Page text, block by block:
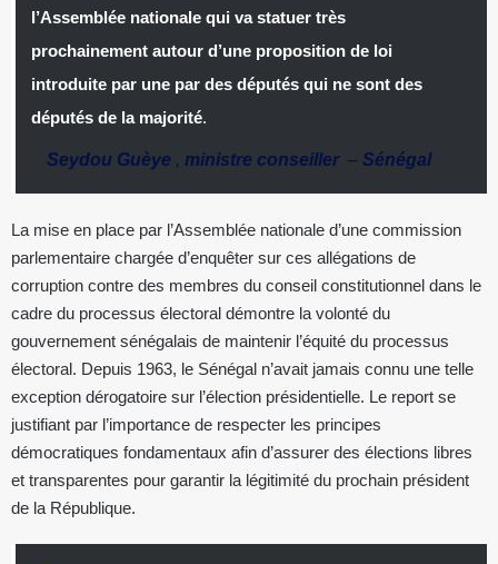
l’Assemblée nationale qui va statuer très
prochainement autour d’une proposition de loi
introduite par une par des députés qui ne sont des
députés de la majorité.
Seydou Guèye , ministre conseiller – Sénégal
La mise en place par l’Assemblée nationale d’une commission
parlementaire chargée d’enquêter sur ces allégations de
corruption contre des membres du conseil constitutionnel dans le
cadre du processus électoral démontre la volonté du
gouvernement sénégalais de maintenir l’équité du processus
électoral. Depuis 1963, le Sénégal n’avait jamais connu une telle
exception dérogatoire sur l’élection présidentielle. Le report se
justifiant par l’importance de respecter les principes
démocratiques fondamentaux afin d’assurer des élections libres
et transparentes pour garantir la légitimité du prochain président
de la République.